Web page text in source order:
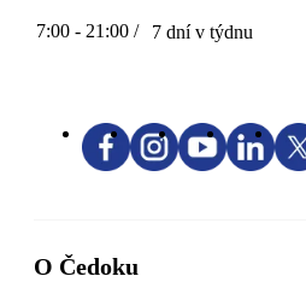
7:00 - 21:00 / 7 dní v týdnu
O Čedoku